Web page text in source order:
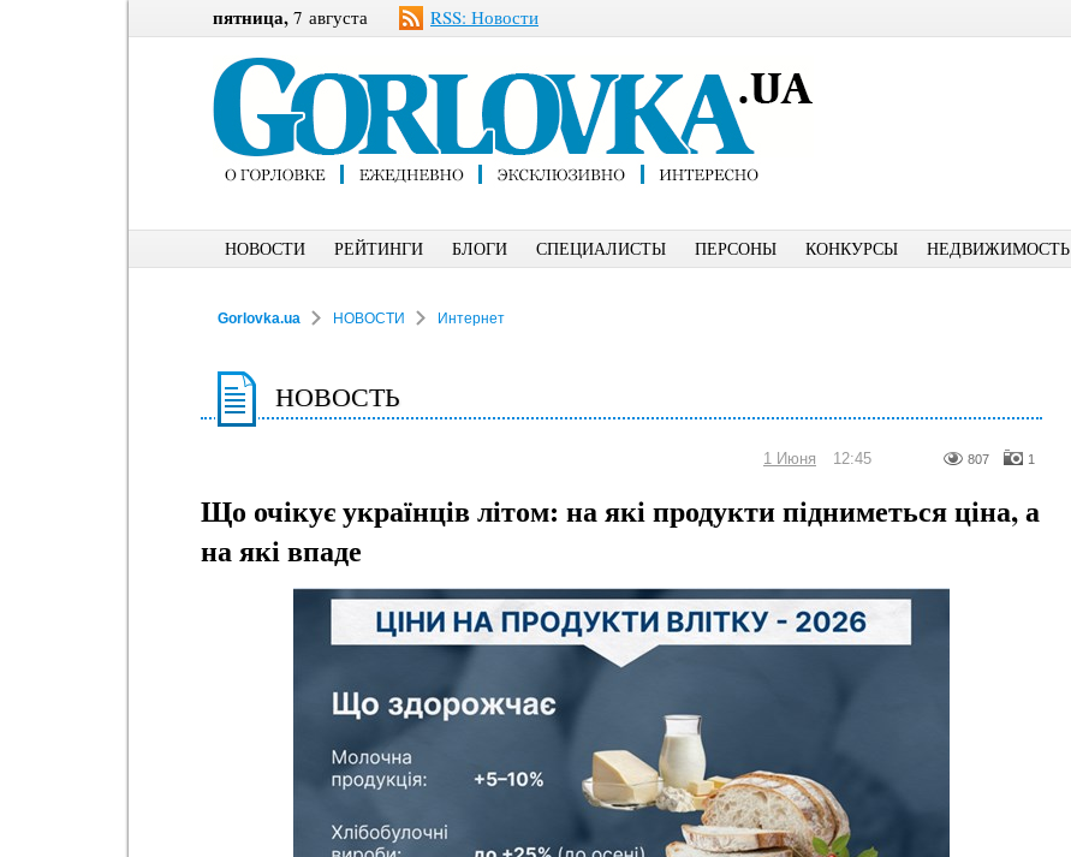
пятница, 7 августа RSS: Новости
НОВОСТИ РЕЙТИНГИ БЛОГИ СПЕЦИАЛИСТЫ ПЕРСОНЫ КОНКУРСЫ НЕДВИЖИМОСТЬ
Gorlovka.ua НОВОСТИ Интернет
НОВОСТЬ
1 Июня 12:45 807 1
Що очікує українців літом: на які продукти підниметься ціна, а
на які впаде